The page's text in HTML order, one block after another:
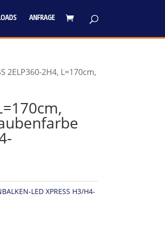
ANFRAGE
2ELP360-2H4, L=170cm,
LED XPRESS H3/H4-